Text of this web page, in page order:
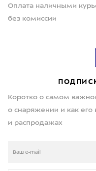
Оплата наличными
без комиссии
Коротко о самом
о снаряжении и как
и распродажах